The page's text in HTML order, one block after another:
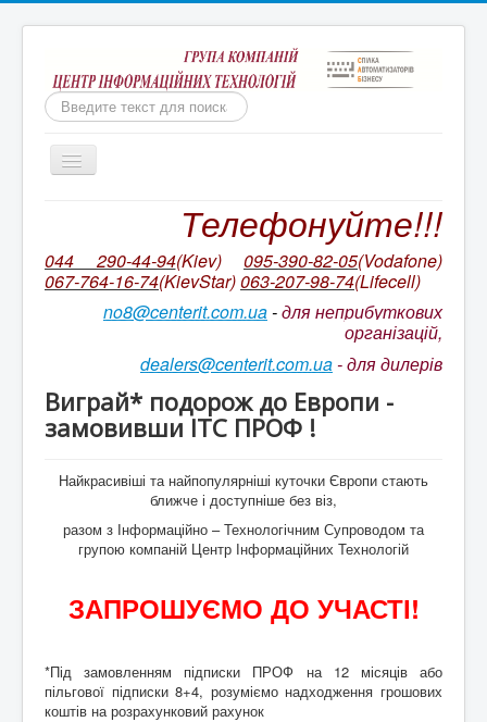
Пошук
Включить/
выключить
Бухгалтерія для неприбуткових організацій
Бухгалтерський облік КОРП для неприбуткових
організацій України
Оновлення БАС НПО. Відео на YouTube
Супровід неприбуткової конфігурації
BAS Комплексне управління підприємством
Business automation software for accounting. PROF
Відповіді на деякі питання, стосовно Облікових
Безоплатна допомога в бухгалтеії для НПО.
ПИТАННЯ ТА ВІДПОВІДІ "Кадровий облік,
нарахування та виплата зарплати для НПО "
Телефонуйте!!!
044 290-44-94(Kiev) 095-390-82-05(Vodafone)
067-764-16-74(KievStar)063-207-98-74(Lifecell)
no8@centerit.com.ua-для неприбуткових
організацій,
dealers@centerit.com.ua-для дилерів
Виграй* подорож до Европи -
замовивши ІТС ПРОФ !
Найкрасивіші та найпопулярніші куточки Європи стають
ближче і доступніше без віз,
разом з Інформаційно – Технологічним Супроводом та
групою компаній Центр Інформаційних Технологій
ЗАПРОШУЄМО ДО УЧАСТІ!
*Під замовленням підписки ПРОФ на 12 місяців або
пільгової підписки 8+4, розуміємо надходження грошових
коштів на розрахунковий рахунок